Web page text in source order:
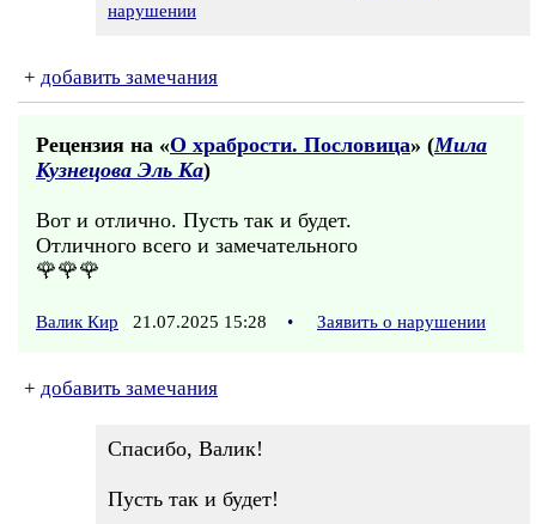
нарушении
+ добавить замечания
Рецензия на «О храбрости. Пословица» (Мила
Кузнецова Эль Ка)
Вот и отлично. Пусть так и будет.
Отличного всего и замечательного
🌹🌹🌹
Валик Кир 21.07.2025 15:28 • Заявить о нарушении
+ добавить замечания
Спасибо, Валик!
Пусть так и будет!